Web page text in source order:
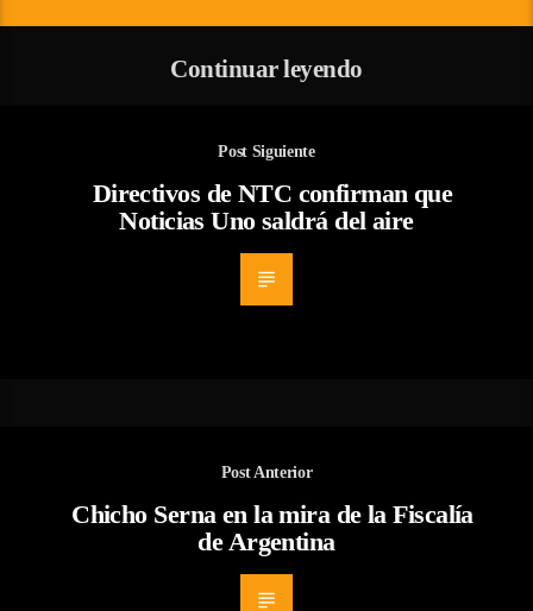
Continuar leyendo
Post Siguiente
Directivos de NTC confirman que
Noticias Uno saldrá del aire
Post Anterior
Chicho Serna en la mira de la Fiscalía
de Argentina